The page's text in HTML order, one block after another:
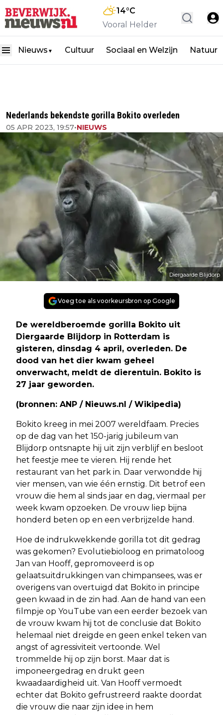
14°C
Vooral Helder
Nieuws ▼ Cultuur Sociaal en Welzijn Natuur
Nederlands bekendste gorilla Bokito overleden
05 APR 2023, 19:57•NIEUWS
Diergaarde Blijdorp
Voeg toe als voorkeursbron op Google
De wereldberoemde gorilla Bokito uit
Diergaarde Blijdorp in Rotterdam is
gisteren, dinsdag 4 april, overleden. De
dood van het dier kwam geheel
onverwacht, meldt de dierentuin. Bokito is
27 jaar geworden.
(bronnen: ANP / Nieuws.nl / Wikipedia)
Bokito kreeg in mei 2007 wereldfaam. Precies
op de dag van het 150-jarig jubileum van
Blijdorp ontsnapte hij uit zijn verblijf en besloot
het feestje mee te vieren. Hij rende het
restaurant van het park in. Daar verwondde hij
vier mensen, van wie één ernstig. Dit betrof een
vrouw die hem al sinds jaar en dag, viermaal per
week kwam opzoeken. De vrouw liep bijna
honderd beten op en een verbrijzelde hand.
Hoe de indrukwekkende gorilla tot dit gedrag
was gekomen? Evolutiebioloog en primatoloog
Jan van Hooff, gepromoveerd is op
gelaatsuitdrukkingen van chimpansees, was er
overigens van overtuigd dat Bokito in principe
geen kwaad in de zin had. Aan de hand van een
filmpje op YouTube van een eerder bezoek van
de vrouw kwam hij tot de conclusie dat Bokito
helemaal niet dreigde en geen enkel teken van
angst of agressiviteit vertoonde. Wel
trommelde hij op zijn borst. Maar dat is
imponeergedrag en drukt geen
kwaadaardigheid uit. Van Hooff vermoedt
echter dat Bokito gefrustreerd raakte doordat
die vrouw die naar zijn idee in hem